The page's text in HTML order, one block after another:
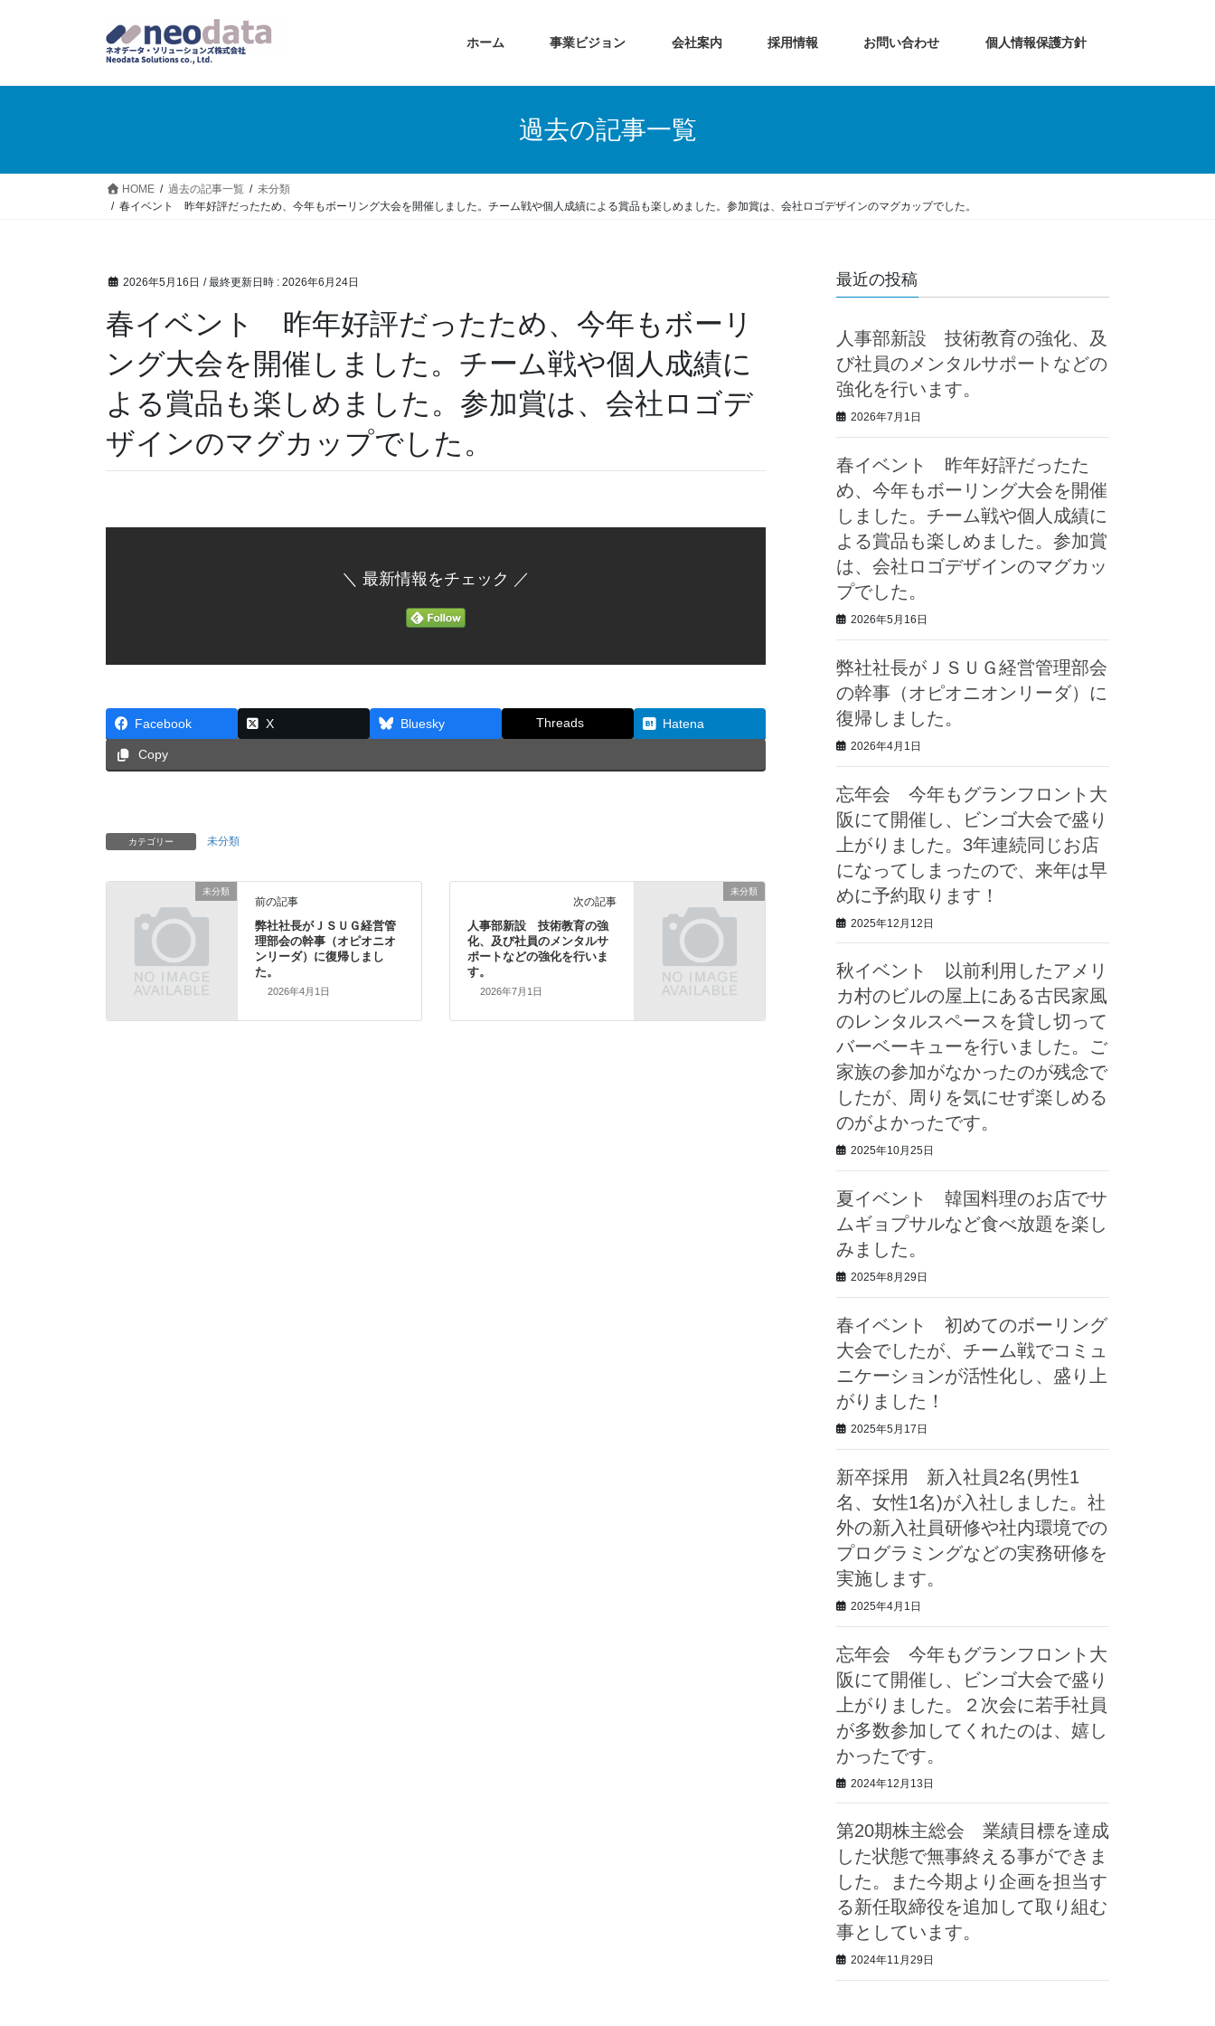
ホーム 事業ビジョン 会社案内 採用情報 お問い合わせ 個人情報保護方針
過去の記事一覧
HOME 過去の記事一覧
未分類
春イベント 昨年好評だったため、今年もボーリング大会を開催しました。チーム戦や個人成績による賞品も楽しめました。参加賞は、会社ロゴデザインのマグカップでした。
2026年5月16日 / 最終更新日時 : 2026年6月24日
春イベント 昨年好評だったため、今年もボーリ
ング大会を開催しました。チーム戦や個人成績に
よる賞品も楽しめました。参加賞は、会社ロゴデ
ザインのマグカップでした。
＼ 最新情報をチェック ／
Facebook X Bluesky Threads Hatena
Copy
カテゴリー 未分類
未分類
前の記事
弊社社長がＪＳＵＧ経営管
理部会の幹事（オピオニオ
ンリーダ）に復帰しまし
た。
2026年4月1日
未分類
次の記事
人事部新設 技術教育の強
化、及び社員のメンタルサ
ポートなどの強化を行いま
す。
2026年7月1日
最近の投稿
人事部新設 技術教育の強化、及
び社員のメンタルサポートなどの
強化を行います。
2026年7月1日
春イベント 昨年好評だったた
め、今年もボーリング大会を開催
しました。チーム戦や個人成績に
よる賞品も楽しめました。参加賞
は、会社ロゴデザインのマグカッ
プでした。
2026年5月16日
弊社社長がＪＳＵＧ経営管理部会
の幹事（オピオニオンリーダ）に
復帰しました。
2026年4月1日
忘年会 今年もグランフロント大
阪にて開催し、ビンゴ大会で盛り
上がりました。3年連続同じお店
になってしまったので、来年は早
めに予約取ります！
2025年12月12日
秋イベント 以前利用したアメリ
カ村のビルの屋上にある古民家風
のレンタルスペースを貸し切って
バーベーキューを行いました。ご
家族の参加がなかったのが残念で
したが、周りを気にせず楽しめる
のがよかったです。
2025年10月25日
夏イベント 韓国料理のお店でサ
ムギョプサルなど食べ放題を楽し
みました。
2025年8月29日
春イベント 初めてのボーリング
大会でしたが、チーム戦でコミュ
ニケーションが活性化し、盛り上
がりました！
2025年5月17日
新卒採用 新入社員2名(男性1
名、女性1名)が入社しました。社
外の新入社員研修や社内環境での
プログラミングなどの実務研修を
実施します。
2025年4月1日
忘年会 今年もグランフロント大
阪にて開催し、ビンゴ大会で盛り
上がりました。２次会に若手社員
が多数参加してくれたのは、嬉し
かったです。
2024年12月13日
第20期株主総会 業績目標を達成
した状態で無事終える事ができま
した。また今期より企画を担当す
る新任取締役を追加して取り組む
事としています。
2024年11月29日